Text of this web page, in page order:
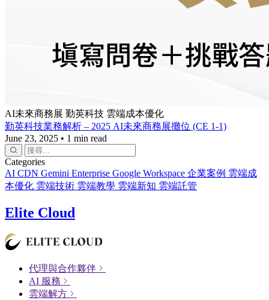
AI未來商務展 勤英科技 雲端成本優化
勤英科技業務解析 – 2025 AI未來商務展攤位 (CE 1-1)
June 23, 2025 • 1 min read
Categories
AI CDN Gemini Enterprise Google Workspace 企業案例 雲端成
本優化 雲端技術 雲端教學 雲端新知 雲端託管
Elite Cloud
代理與合作夥伴
AI 服務
雲端解方